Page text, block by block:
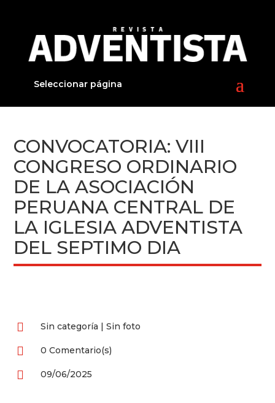
Seleccionar página
CONVOCATORIA: VIII
CONGRESO ORDINARIO
DE LA ASOCIACIÓN
PERUANA CENTRAL DE
LA IGLESIA ADVENTISTA
DEL SEPTIMO DIA
 Sin categoría | Sin foto
 0 Comentario(s)
 09/06/2025